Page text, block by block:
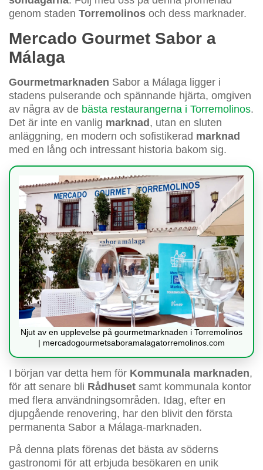
genom staden Torremolinos och dess marknader.
Mercado Gourmet Sabor a
Málaga
Gourmetmarknaden Sabor a Málaga ligger i
stadens pulserande och spännande hjärta, omgiven
av några av de bästa restaurangerna i Torremolinos.
Det är inte en vanlig marknad , utan en sluten
anläggning, en modern och sofistikerad marknad
med en lång och intressant historia bakom sig.
Njut av en upplevelse på gourmetmarknaden i Torremolinos
| mercadogourmetsaboramalagatorremolinos.com
I början var detta hem för Kommunala marknaden,
för att senare bli Rådhuset samt kommunala kontor
med flera användningsområden. Idag, efter en
djupgående renovering, har den blivit den första
permanenta Sabor a Málaga-marknaden.
På denna plats förenas det bästa av söderns
gastronomi för att erbjuda besökaren en unik